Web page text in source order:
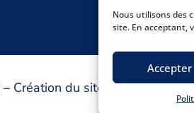
Nous utilisons des
site. En acceptant,
Accepter
– Création du site internetDigital